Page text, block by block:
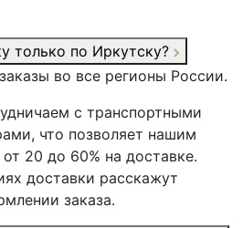
только по Иркутску?
во все регионы России.
с транспортными
что позволяет нашим
20 до 60% на доставке.
доставки расскажут
заказа.